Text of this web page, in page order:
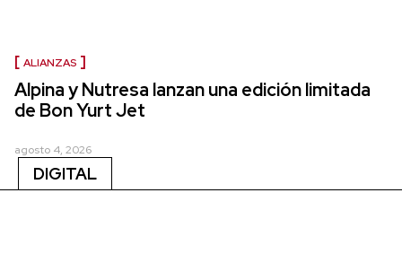
ALIANZAS
Alpina y Nutresa lanzan una edición limitada
de Bon Yurt Jet
agosto 4, 2026
DIGITAL